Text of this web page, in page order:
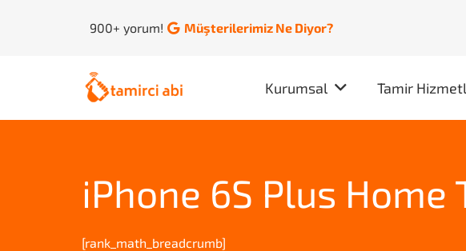
900+ yorum! Müşterilerimiz Ne Diyor?
Kurumsal Tamir
iPhone 6S Plus Home
[rank_math_breadcrumb]